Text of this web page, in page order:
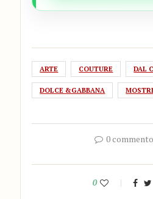
ARTE COUTURE DAL
DOLCE &GABBANA
0 commento
0